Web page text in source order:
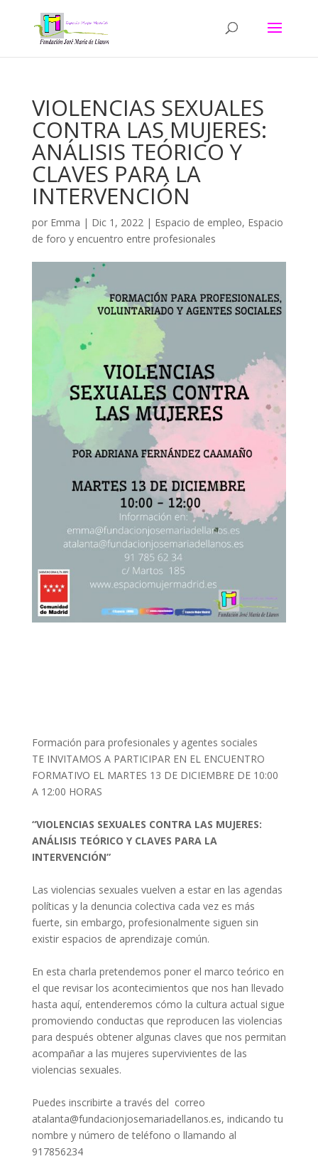
VIOLENCIAS SEXUALES
CONTRA LAS MUJERES:
ANÁLISIS TEÓRICO Y
CLAVES PARA LA
INTERVENCIÓN
por Emma | Dic 1, 2022| Espacio de empleo, Espacio
de foro y encuentro entre profesionales
Formación para profesionales y agentes sociales
TE INVITAMOS A PARTICIPAR EN EL ENCUENTRO
FORMATIVO EL MARTES 13 DE DICIEMBRE DE 10:00
A 12:00 HORAS
“VIOLENCIAS SEXUALES CONTRA LAS MUJERES:
ANÁLISIS TEÓRICO Y CLAVES PARA LA
INTERVENCIÓN”
Las violencias sexuales vuelven a estar en las agendas
políticas y la denuncia colectiva cada vez es más
fuerte, sin embargo, profesionalmente siguen sin
existir espacios de aprendizaje común.
En esta charla pretendemos poner el marco teórico en
el que revisar los acontecimientos que nos han llevado
hasta aquí, entenderemos cómo la cultura actual sigue
promoviendo conductas que reproducen las violencias
para después obtener algunas claves que nos permitan
acompañar a las mujeres supervivientes de las
violencias sexuales.
Puedes inscribirte a través del correo
atalanta@fundacionjosemariadellanos.es, indicando tu
nombre y número de teléfono o llamando al
917856234